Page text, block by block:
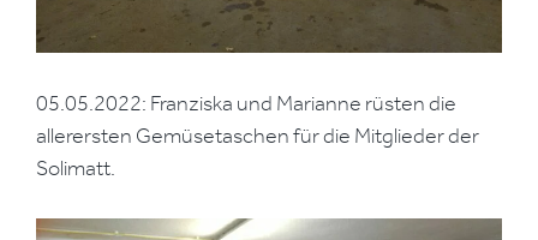
05.05.2022: Franziska und Marianne rüsten die
allerersten Gemüsetaschen für die Mitglieder der
Solimatt.